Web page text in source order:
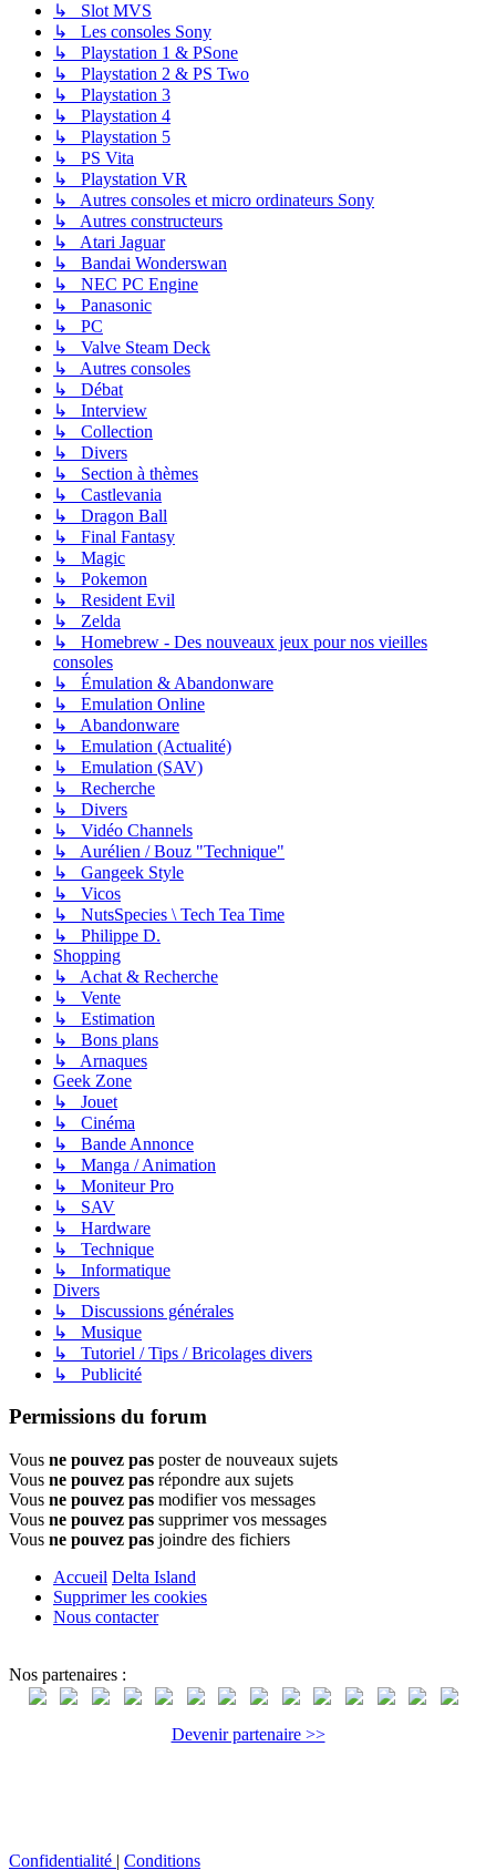
↳ Slot MVS
↳ Les consoles Sony
↳ Playstation 1 & PSone
↳ Playstation 2 & PS Two
↳ Playstation 3
↳ Playstation 4
↳ Playstation 5
↳ PS Vita
↳ Playstation VR
↳ Autres consoles et micro ordinateurs Sony
↳ Autres constructeurs
↳ Atari Jaguar
↳ Bandai Wonderswan
↳ NEC PC Engine
↳ Panasonic
↳ PC
↳ Valve Steam Deck
↳ Autres consoles
↳ Débat
↳ Interview
↳ Collection
↳ Divers
↳ Section à thèmes
↳ Castlevania
↳ Dragon Ball
↳ Final Fantasy
↳ Magic
↳ Pokemon
↳ Resident Evil
↳ Zelda
↳ Homebrew - Des nouveaux jeux pour nos vieilles
consoles
↳ Émulation & Abandonware
↳ Emulation Online
↳ Abandonware
↳ Emulation (Actualité)
↳ Emulation (SAV)
↳ Recherche
↳ Divers
↳ Vidéo Channels
↳ Aurélien / Bouz "Technique"
↳ Gangeek Style
↳ Vicos
↳ NutsSpecies \ Tech Tea Time
↳ Philippe D.
Shopping
↳ Achat & Recherche
↳ Vente
↳ Estimation
↳ Bons plans
↳ Arnaques
Geek Zone
↳ Jouet
↳ Cinéma
↳ Bande Annonce
↳ Manga / Animation
↳ Moniteur Pro
↳ SAV
↳ Hardware
↳ Technique
↳ Informatique
Divers
↳ Discussions générales
↳ Musique
↳ Tutoriel / Tips / Bricolages divers
↳ Publicité
Permissions du forum
Vous ne pouvez pas poster de nouveaux sujets
Vous ne pouvez pas répondre aux sujets
Vous ne pouvez pas modifier vos messages
Vous ne pouvez pas supprimer vos messages
Vous ne pouvez pas joindre des fichiers
Accueil Delta Island
Supprimer les cookies
Nous contacter
Nos partenaires :
Devenir partenaire >>
Confidentialité | Conditions